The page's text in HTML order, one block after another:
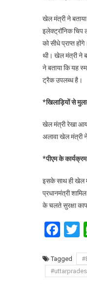
खेल मंत्री ने
इलेक्ट्रॉनिक चिप
को सीधे प्राप्त
थी। खेल मंत्री ने
ने बताया कि यह
ट्रैक उपलब्ध है।
*खिलाड़ियों से
खेल मंत्री रेखा
अलावा खेल मंत्री
*पीएम के
इसके साथ ही खेल
प्रधानमंत्री
के चलते सुरक्षा
Tagged